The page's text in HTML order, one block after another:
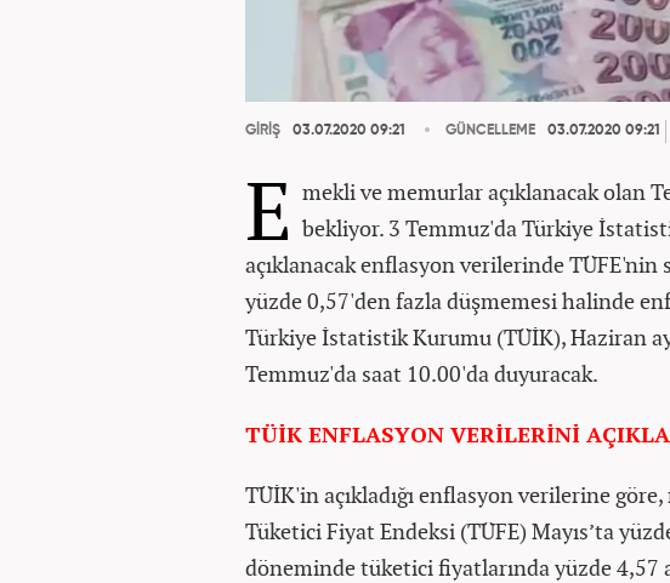
GİRİŞ 03.07.2020 09:21 GÜNCELLEME 03.07.2020 09:21
E mekli ve memurlar açıklanacak olan
bekliyor. 3 Temmuz'da Türkiye
açıklanacak enflasyon verilerinde TÜFE'nin
yüzde 0,57'den fazla düşmemesi halinde
Türkiye İstatistik Kurumu (TÜİK), Haziran
Temmuz'da saat 10.00'da duyuracak.
TÜİK ENFLASYON VERİLERİNİ
TÜİK'in açıkladığı enflasyon verilerine
Tüketici Fiyat Endeksi (TÜFE) Mayıs’ta
döneminde tüketici fiyatlarında yüzde 4,57